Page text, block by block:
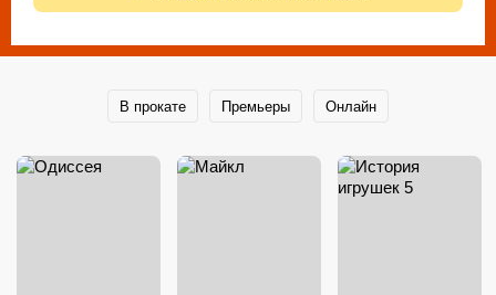
В прокате Премьеры Онлайн